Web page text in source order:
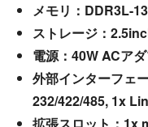
メモリ：DDR3L-
ストレージ：
電源：40W ACア
外部インターフェ
232/422/485, 1x